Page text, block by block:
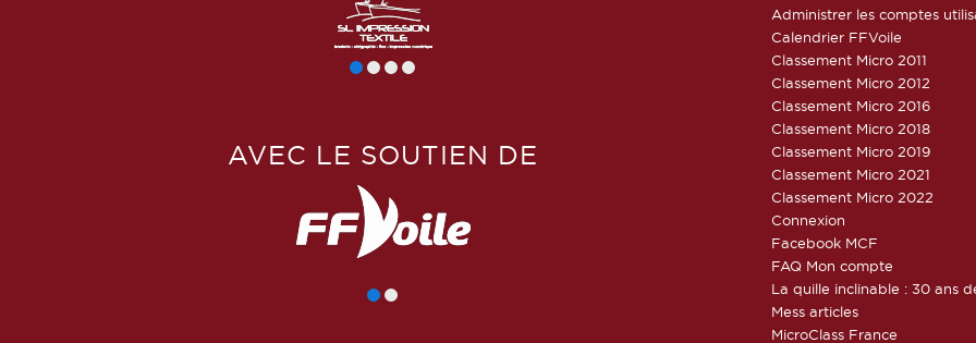
AVEC LE SOUTIEN DE
Administrer les comptes
Calendrier FFVoile
Classement Micro 2011
Classement Micro 2012
Classement Micro 2016
Classement Micro 2018
Classement Micro 2019
Classement Micro 2021
Classement Micro 2022
Connexion
Facebook MCF
FAQ Mon compte
La quille inclinable : 30 ans
Mess articles
MicroClass France